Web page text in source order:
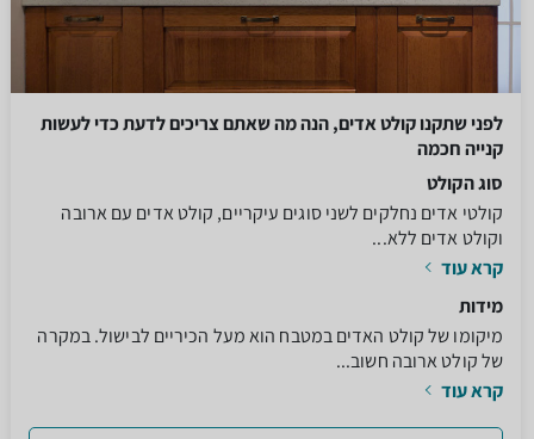
לפני שתקנו קולט אדים, הנה מה שאתם צריכים לדעת כדי לעשות
קנייה חכמה
סוג הקולט
קולטי אדים נחלקים לשני סוגים עיקריים, קולט אדים עם ארובה
וקולט אדים ללא...
קרא עוד
מידות
מיקומו של קולט האדים במטבח הוא מעל הכיריים לבישול. במקרה
של קולט ארובה חשוב...
קרא עוד